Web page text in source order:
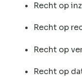
Recht op
Recht op
Recht op
Recht op